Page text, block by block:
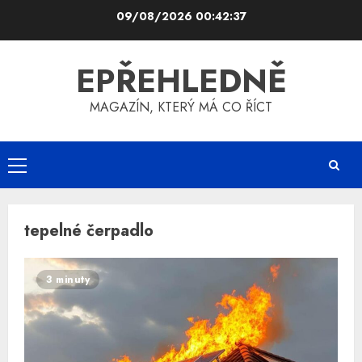
09/08/2026 00:42:38
EPŘEHLEDNĚ
MAGAZÍN, KTERÝ MÁ CO ŘÍCT
Primary
Menu
tepelné čerpadlo
3 minuty